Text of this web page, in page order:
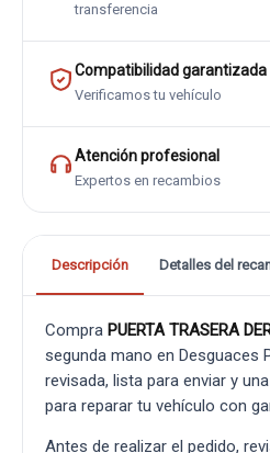
transferencia
Compatibilidad garantizada
Verificamos tu vehículo
Atención profesional
Expertos en recambios
Descripción Detalles del
Compra PUERTA TRASERA
segunda mano en Desguaces
revisada, lista para enviar y
para reparar tu vehículo con
Antes de realizar el pedido,